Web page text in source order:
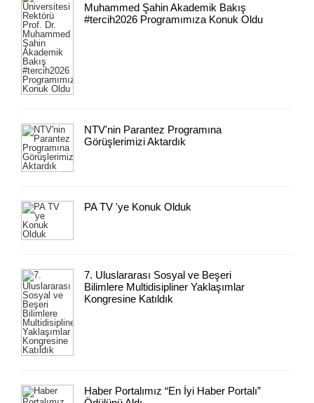
Muhammed Şahin Akademik Bakış
#tercih2026 Programımıza Konuk Oldu
NTV'nin Parantez Programına
Görüşlerimizi Aktardık
PA TV 'ye Konuk Olduk
7. Uluslararası Sosyal ve Beşeri
Bilimlere Multidisipliner Yaklaşımlar
Kongresine Katıldık
Haber Portalımız “En İyi Haber Portalı”